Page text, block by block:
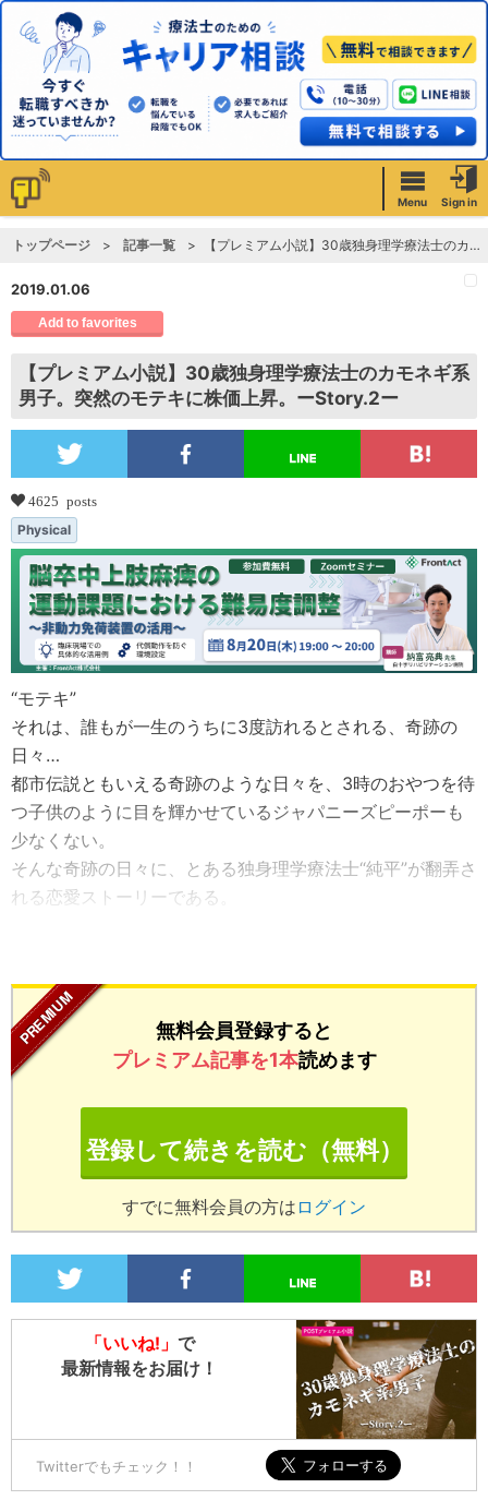
Menu Sign in
トップページ 記事一覧 【プレミアム小説】30歳独身理学療法士のカモネギ系男子。突然のモテキに株価上昇。ーStory.2ー
2019.01.06
Add to favorites
【プレミアム小説】30歳独身理学療法士のカモネギ系
男子。突然のモテキに株価上昇。ーStory.2ー
4625 posts
Physical
“モテキ”
それは、誰もが一生のうちに3度訪れるとされる、奇跡の
日々…
都市伝説ともいえる奇跡のような日々を、3時のおやつを待
つ子供のように目を輝かせているジャパニーズピーポーも
少なくない。
そんな奇跡の日々に、とある独身理学療法士“純平”が翻弄さ
れる恋愛ストーリーである。
無料会員登録すると
プレミアム記事を1本読めます
登録して続きを読む（無料）
すでに無料会員の方は ログイン
「いいね!」 で
最新情報をお届け！
Twitterでもチェック！！